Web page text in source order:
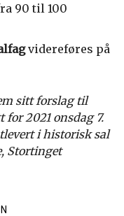
90 til 100
videreføres på
sitt forslag til
2021 onsdag 7.
i historisk sal
Stortinget